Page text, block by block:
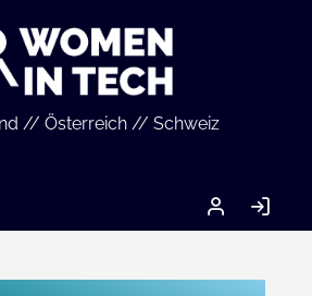
// Österreich // Schweiz
MEIN
ACCOUNT